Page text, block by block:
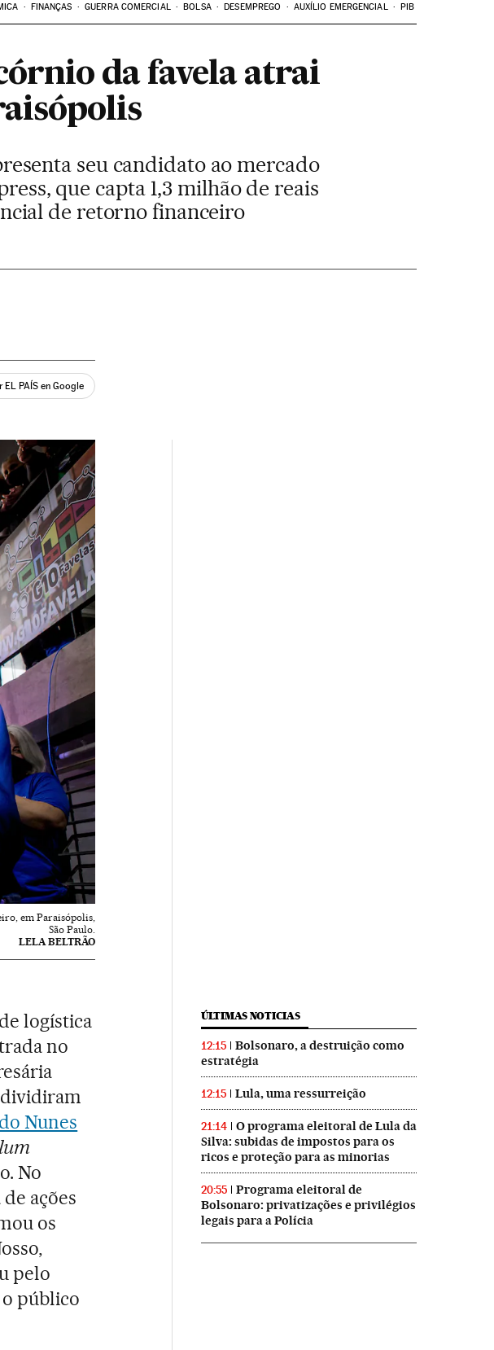
FINANÇAS GUERRA COMERCIAL BOLSA DESEMPREGO AUXÍLIO EMERGENCIAL PIB
da favela atrai
seu candidato ao mercado
que capta 1,3 milhão de reais
de retorno financeiro
EL PAÍS en Google
em Paraisópolis,
São Paulo.
LELA BELTRÃO
logística
no
dividiram
Nunes
No
ações
os
pelo
o público
ÚLTIMAS NOTICIAS
12:15
Bolsonaro, a destruição como
estratégia
12:15 Lula, uma ressurreição
21:14
O programa eleitoral de Lula da
Silva: subidas de impostos para os
ricos e proteção para as minorias
20:55
Programa eleitoral de
Bolsonaro: privatizações e privilégios
legais para a Polícia